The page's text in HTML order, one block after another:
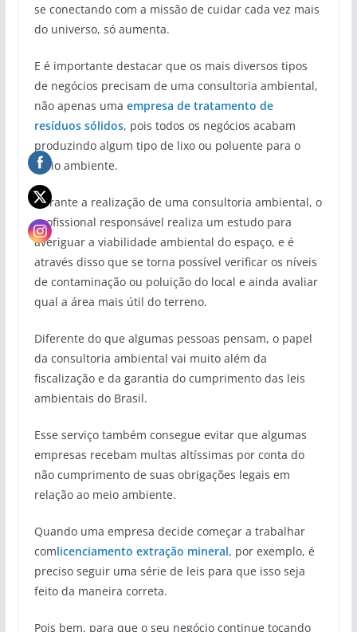
se conectando com a missão de cuidar cada vez mais
do universo, só aumenta.
E é importante destacar que os mais diversos tipos
de negócios precisam de uma consultoria ambiental,
não apenas uma empresa de tratamento de
resíduos sólidos, pois todos os negócios acabam
produzindo algum tipo de lixo ou poluente para o
meio ambiente.
Durante a realização de uma consultoria ambiental, o
profissional responsável realiza um estudo para
averiguar a viabilidade ambiental do espaço, e é
através disso que se torna possível verificar os níveis
de contaminação ou poluição do local e ainda avaliar
qual a área mais útil do terreno.
Diferente do que algumas pessoas pensam, o papel
da consultoria ambiental vai muito além da
fiscalização e da garantia do cumprimento das leis
ambientais do Brasil.
Esse serviço também consegue evitar que algumas
empresas recebam multas altíssimas por conta do
não cumprimento de suas obrigações legais em
relação ao meio ambiente.
Quando uma empresa decide começar a trabalhar
comlicenciamento extração mineral, por exemplo, é
preciso seguir uma série de leis para que isso seja
feito da maneira correta.
Pois bem, para que o seu negócio continue tocando